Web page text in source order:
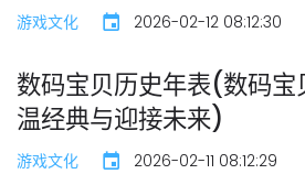
游戏文化 2026-02-12 08:12:30
数码宝贝历史年表(数码
温经典与迎接未来)
游戏文化 2026-02-11 08:12:29